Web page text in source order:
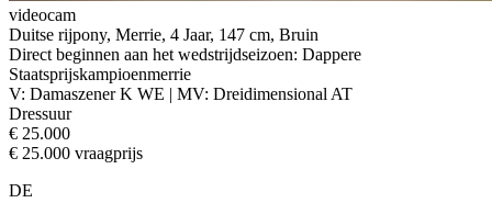
videocam
Duitse rijpony, Merrie, 4 Jaar, 147 cm, Bruin
Direct beginnen aan het wedstrijdseizoen: Dappere
Staatsprijskampioenmerrie
V: Damaszener K WE | MV: Dreidimensional AT
Dressuur
€ 25.000
€ 25.000 vraagprijs
DE